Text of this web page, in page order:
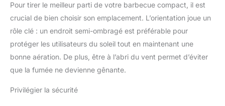
Pour tirer le meilleur parti de votre barbecue compact, il est
crucial de bien choisir son emplacement. L’orientation joue un
rôle clé : un endroit semi-ombragé est préférable pour
protéger les utilisateurs du soleil tout en maintenant une
bonne aération. De plus, être à l’abri du vent permet d’éviter
que la fumée ne devienne gênante.
Privilégier la sécurité